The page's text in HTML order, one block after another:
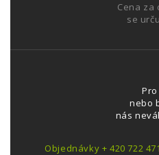
Cena za
se
nebo
nás
Objednávky + 420 722